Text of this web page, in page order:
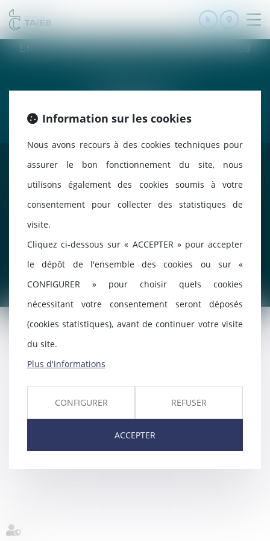
le
SERVICES
ENTREPRISE INDIVIDUELLE CATHERINE TAIEB
56000 Vannes
Accueil Cabinet Avocat Compétences Honoraires Actualités
Contactez-nous Politique de cookies Politique de confidentialité
Mentions légales Plan du site Liens utiles Articles
Digital &
Services ©
2021
Information sur les cookies
Nous avons recours à des cookies techniques pour
assurer le bon fonctionnement du site, nous
utilisons également des cookies soumis à votre
consentement pour collecter des statistiques de
visite.
Cliquez ci-dessous sur « ACCEPTER » pour accepter
le dépôt de l'ensemble des cookies ou sur «
CONFIGURER » pour choisir quels cookies
nécessitant votre consentement seront déposés
(cookies statistiques), avant de continuer votre visite
du site.
Plus d'informations
CONFIGURER REFUSER
ACCEPTER